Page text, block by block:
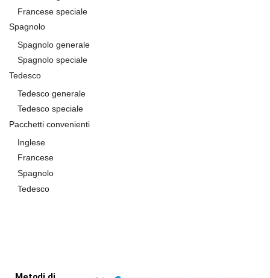
Francese speciale
Spagnolo
Spagnolo generale
Spagnolo speciale
Tedesco
Tedesco generale
Tedesco speciale
Pacchetti convenienti
Inglese
Francese
Spagnolo
Tedesco